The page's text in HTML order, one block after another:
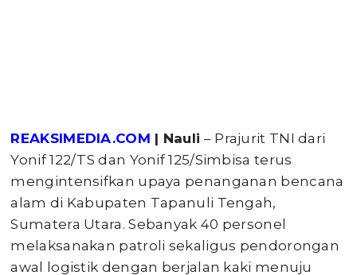
REAKSIMEDIA.COM | Nauli – Prajurit TNI dari
Yonif 122/TS dan Yonif 125/Simbisa terus
mengintensifkan upaya penanganan bencana
alam di Kabupaten Tapanuli Tengah,
Sumatera Utara. Sebanyak 40 personel
melaksanakan patroli sekaligus pendorongan
awal logistik dengan berjalan kaki menuju